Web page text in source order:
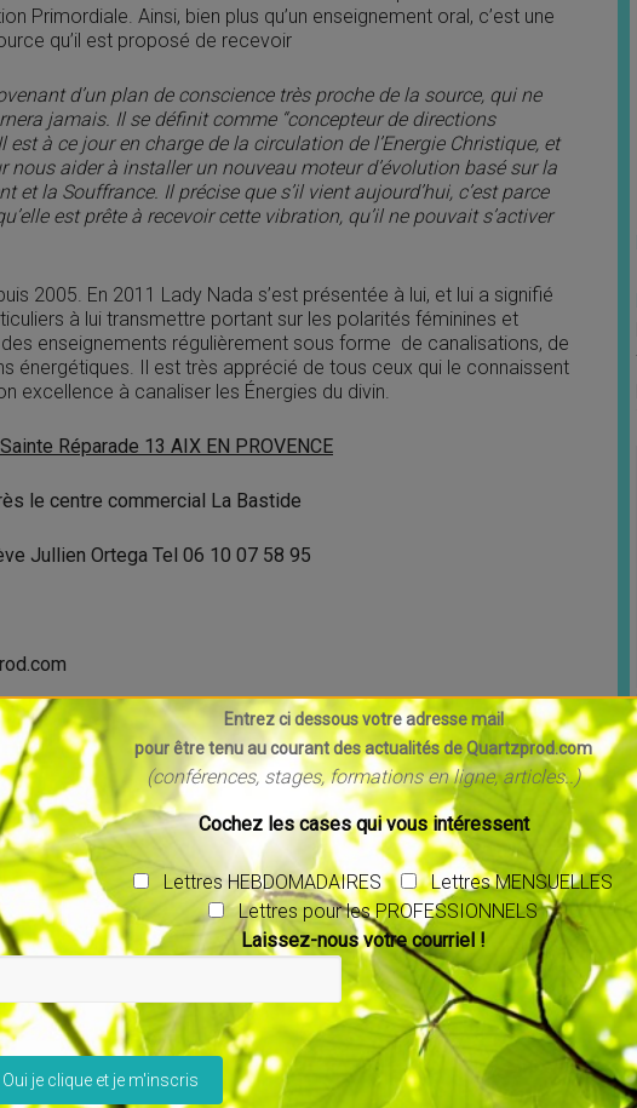
Primordiale. Ainsi, bien plus qu’un enseignement oral, c’est une
qu’il est proposé de recevoir
d’un plan de conscience très proche de la source, qui ne
jamais. Il se définit comme “concepteur de directions
est à ce jour en charge de la circulation de l’Energie Christique, et
nous aider à installer un nouveau moteur d’évolution basé sur la
et la Souffrance. Il précise que s’il vient aujourd’hui, c’est parce
est prête à recevoir cette vibration, qu’il ne pouvait s’activer
2005. En 2011 Lady Nada s’est présentée à lui, et lui a signifié
à lui transmettre portant sur les polarités féminines et
enseignements régulièrement sous forme de canalisations, de
énergétiques. Il est très apprécié de tous ceux qui le connaissent
excellence à canaliser les Énergies du divin.
Réparade 13 AIX EN PROVENCE
le centre commercial La Bastide
Jullien Ortega Tel 06 10 07 58 95
Entrez ci dessous votre adresse mail
pour être tenu au courant des actualités de Quartzprod.com
(conférences, stages, formations en ligne, articles..)
Cochez les cases qui vous intéressent
Lettres HEBDOMADAIRES
Lettres MENSUELLES
Lettres pour les PROFESSIONNELS
Laissez-nous votre courriel !
laisser ce champ vide.